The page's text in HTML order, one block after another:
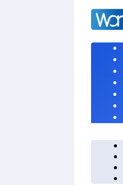
Langsung
konten